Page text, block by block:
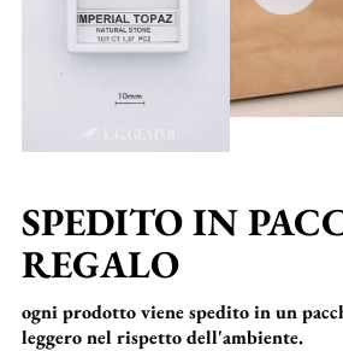
SPEDITO IN
REGALO
ogni prodotto viene spedito in un
leggero nel rispetto dell'ambiente.